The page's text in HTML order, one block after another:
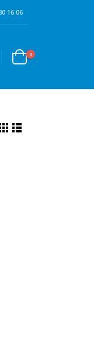
16 06
0